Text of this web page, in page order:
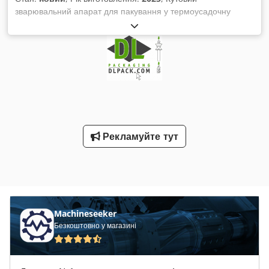
зварювальний апарат для пакування у термоусадочну
плівку, версія PRO з посиленою зварювальною рамою для
стабільно точних результатів пакування. Для середніх за
розміром продуктів, напівавтоматичний (ручна подача
продукту, автоматичний вивід). Підходить для використання
в комбінації з PRO-версією термотунелю AMTEC
розміри продукту (мм): Д(100-500)xШ(100-400)xВ(2-280);
максимальна вага продукту: залежить від розмірів продукту
та розподілу ваги на подаючому столі; розміри машини
ваші продукти, або запропонувати інше обладнання для
вашого пакувального завдання. Для напівавтоматичних
машин продуктивність також залежить від досвіду
оператора. Звертаємо вашу увагу, що наші ціни на нові
машини часто нижчі за звичайні ціни на вживані. Просто
Рекламуйте тут
Machineseeker
Безкоштовно у магазині